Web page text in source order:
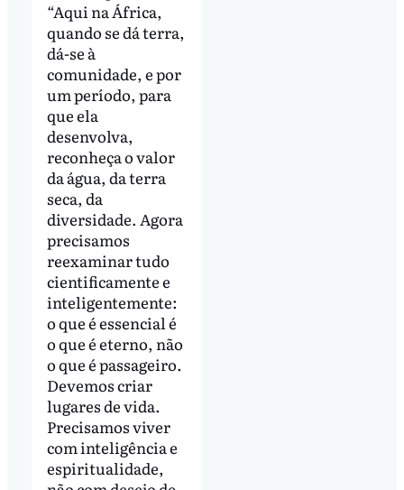
“Aqui na África,
quando se dá terra,
dá-se à
comunidade, e por
um período, para
que ela
desenvolva,
reconheça o valor
da água, da terra
seca, da
diversidade. Agora
precisamos
reexaminar tudo
cientificamente e
inteligentemente:
o que é essencial é
o que é eterno, não
o que é passageiro.
Devemos criar
lugares de vida.
Precisamos viver
com inteligência e
espiritualidade,